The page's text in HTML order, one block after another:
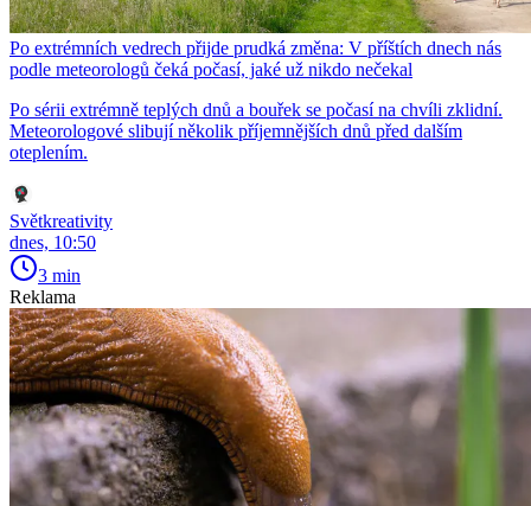
Po extrémních vedrech přijde prudká změna: V příštích dnech nás
podle meteorologů čeká počasí, jaké už nikdo nečekal
Po sérii extrémně teplých dnů a bouřek se počasí na chvíli zklidní.
Meteorologové slibují několik příjemnějších dnů před dalším
oteplením.
Světkreativity
dnes, 10:50
3 min
Reklama